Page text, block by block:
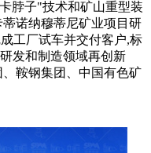
脖子"技术和矿山重型装
诺纳穆蒂尼矿业项目研
工厂试车并交付客户,标
发和制造领域再创新
鞍钢集团、中国有色矿